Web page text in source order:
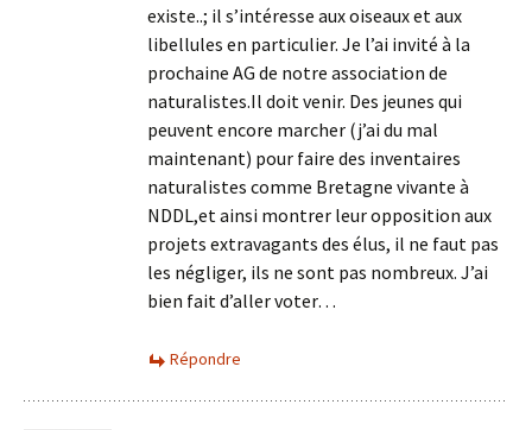
existe..; il s’intéresse aux oiseaux et aux
libellules en particulier. Je l’ai invité à la
prochaine AG de notre association de
naturalistes.Il doit venir. Des jeunes qui
peuvent encore marcher (j’ai du mal
maintenant) pour faire des inventaires
naturalistes comme Bretagne vivante à
NDDL,et ainsi montrer leur opposition aux
projets extravagants des élus, il ne faut pas
les négliger, ils ne sont pas nombreux. J’ai
bien fait d’aller voter…
Répondre